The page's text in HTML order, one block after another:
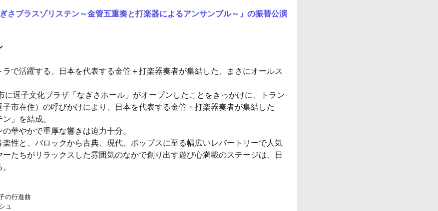
さブラスゾリステン～金管五重奏と打楽器によるアンサンブル～」の振替公演
で活躍する、日本を代表する金管＋打楽器奏者が集結した、まさにオールス
に逗子文化プラザ「なぎさホール」がオープンしたことをきっかけに、トラン
市在住）の呼びかけにより、日本を代表する金管・打楽器奏者が集結した
」を結成。
華やかで重厚な響きは迫力十分。
楽性と、バロックから古典、現代、ポップスに至る幅広いレパートリーで人気
たちがリラックスした雰囲気のなかで創り出す遊び心満載のステージは、日
の行進曲
ュ